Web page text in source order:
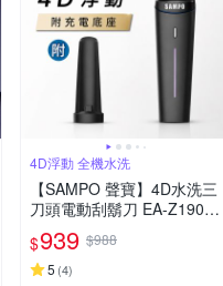
4D浮動 全機水洗
【SAMPO 聲寶】4D水洗三
刀頭電動刮鬍刀 EA-Z1904
WL
$939 $988
5 (4)